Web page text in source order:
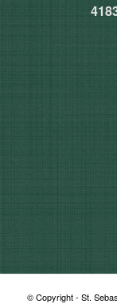
© Copyright - St.